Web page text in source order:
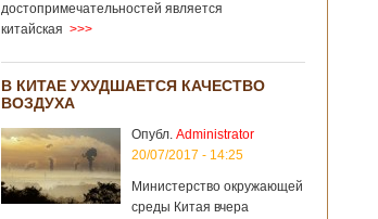
достопримечательностей является
китайская >>>
В КИТАЕ УХУДШАЕТСЯ КАЧЕСТВО
ВОЗДУХА
Опубл. Administrator
20/07/2017 - 14:25
Министерство окружающей
среды Китая вчера